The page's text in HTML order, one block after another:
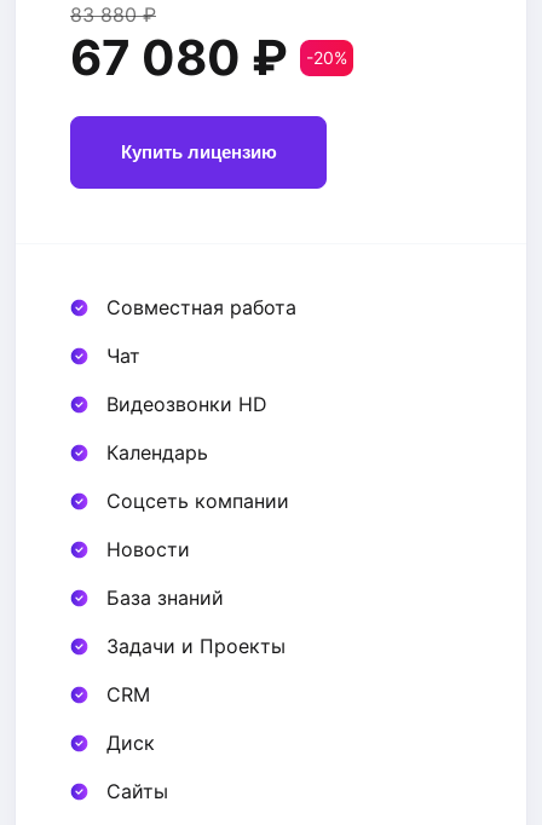
83 880 ₽
67 080 ₽ -20%
Купить лицензию
Совместная работа
Чат
Видеозвонки HD
Календарь
Соцсеть компании
Новости
База знаний
Задачи и Проекты
CRM
Диск
Сайты